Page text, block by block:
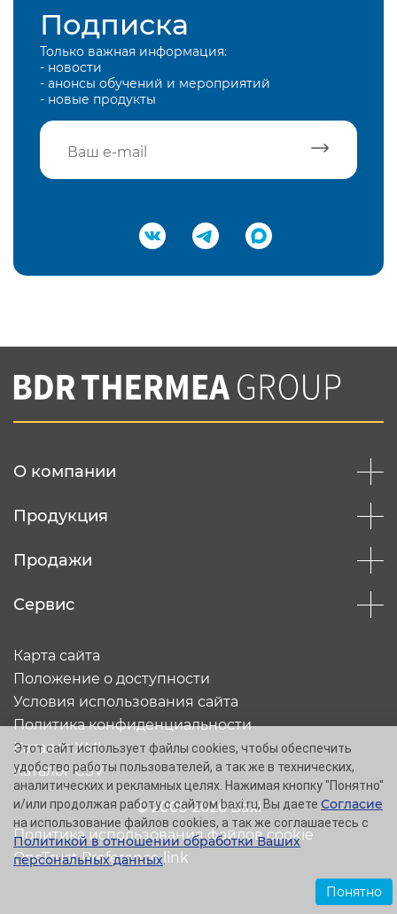
Подписка
Только важная информация:
- новости
- анонсы обучений и мероприятий
- новые продукты
Подтвердить e-mail
Вы соглашаетесь с нашей политикой
конфеденциальности
О компании
Продукция
Продажи
Сервис
© 2005-2026 Baxi
Карта сайта
Положение о доступности
Условия использования сайта
Политика конфиденциальности
Каталог XML
Каталог CSV
Политика использования файлов cookie
OneTrust Preference link
Этот сайт использует файлы cookies, чтобы обеспечить
удобство работы пользователей, а так же в технических,
аналитических и рекламных целях. Нажимая кнопку "Понятно"
и/или продолжая работу с сайтом baxi.ru, Вы даете Согласие
на использование файлов cookies, а так же соглашаетесь с
Политикой в отношении обработки Ваших
персональных данных.
Понятно